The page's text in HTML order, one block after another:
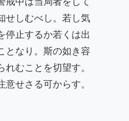
せしむべし。若し気
停止するか若くは出
となり。斯の如き容
むことを切望す。
せさる可からす。